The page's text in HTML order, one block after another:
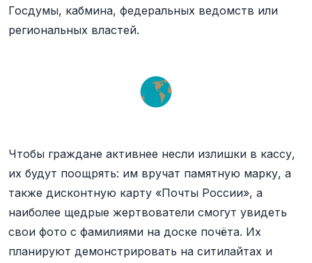
Госдумы, кабмина, федеральных ведомств или
региональных властей.
Чтобы граждане активнее несли излишки в кассу,
их будут поощрять: им вручат памятную марку, а
также дисконтную карту «Почты России», а
наиболее щедрые жертвователи смогут увидеть
свои фото с фамилиями на доске почёта. Их
планируют демонстрировать на ситилайтах и